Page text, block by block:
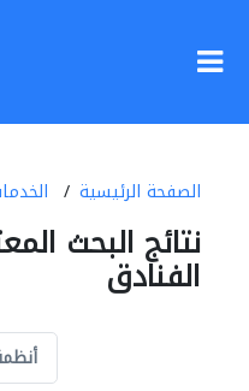
الصفحة الرئيسية
نتائج البحث
الفنادق